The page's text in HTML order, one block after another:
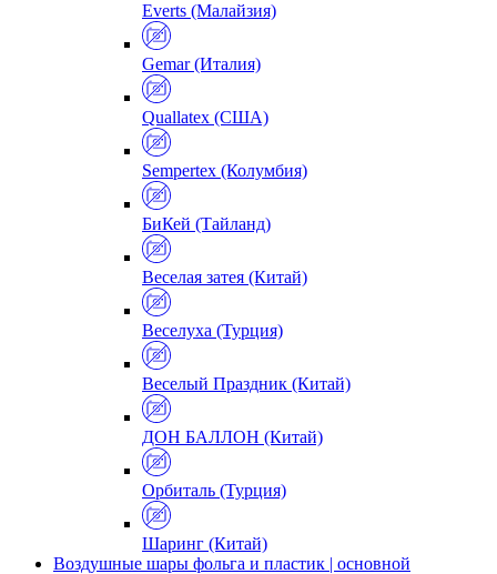
Everts (Малайзия)
Gemar (Италия)
Quallatex (США)
Sempertex (Колумбия)
БиКей (Тайланд)
Веселая затея (Китай)
Веселуха (Турция)
Веселый Праздник (Китай)
ДОН БАЛЛОН (Китай)
Орбиталь (Турция)
Шаринг (Китай)
Воздушные шары фольга и пластик | основной